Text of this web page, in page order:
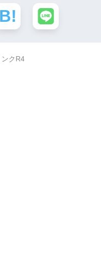
ンクR4